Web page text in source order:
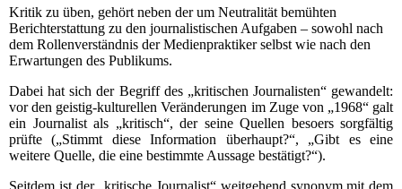
Kritik zu üben, gehört neben der um Neutralität bemühten
Berichterstattung zu den journalistischen Aufgaben – sowohl nach
dem Rollenverständnis der Medienpraktiker selbst wie nach den
Erwartungen des Publikums.
Dabei hat sich der Begriff des „kritischen Journalisten“ gewandelt:
vor den geistig-kulturellen Veränderungen im Zuge von „1968“ galt
ein Journalist als „kritisch“, der seine Quellen besoers sorgfältig
prüfte („Stimmt diese Information überhaupt?“, „Gibt es eine
weitere Quelle, die eine bestimmte Aussage bestätigt?“).